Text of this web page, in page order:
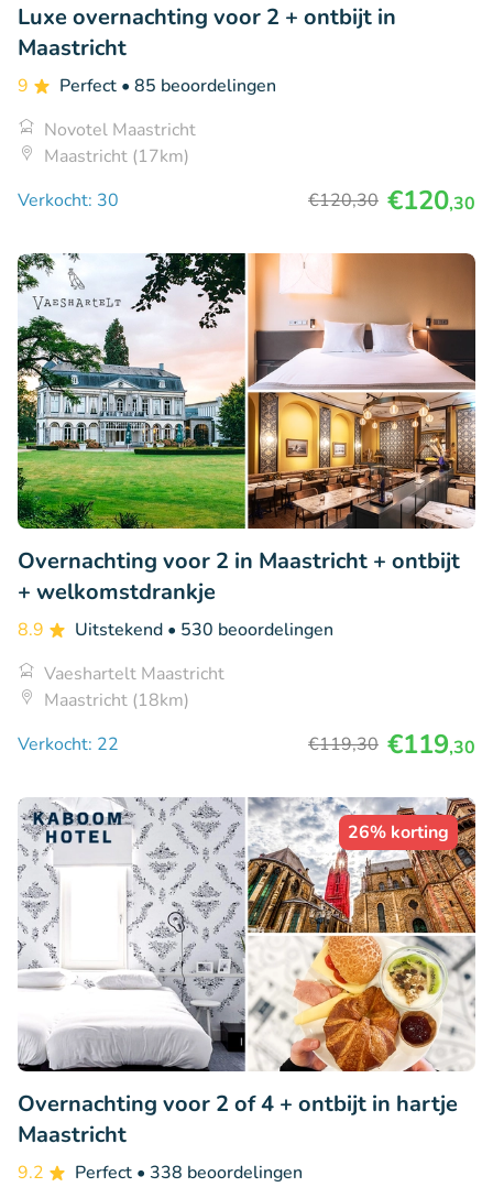
Luxe overnachting voor 2 + ontbijt in
Maastricht
9 Perfect • 85 beoordelingen
Novotel Maastricht
Maastricht (17km)
Verkocht: 30
€120,30 €120,30
Overnachting voor 2 in Maastricht + ontbijt
+ welkomstdrankje
8.9 Uitstekend • 530 beoordelingen
Vaeshartelt Maastricht
Maastricht (18km)
Verkocht: 22
€119,30 €119,30
26% korting
Overnachting voor 2 of 4 + ontbijt in hartje
Maastricht
9.2 Perfect • 338 beoordelingen